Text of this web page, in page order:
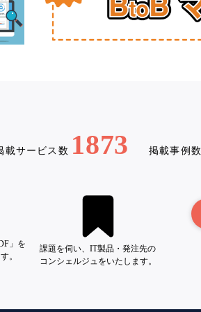
載サービス数 1873 掲載事例数
」を
。
課題を伺い、IT製品・発注先の
コンシェルジュをいたします。